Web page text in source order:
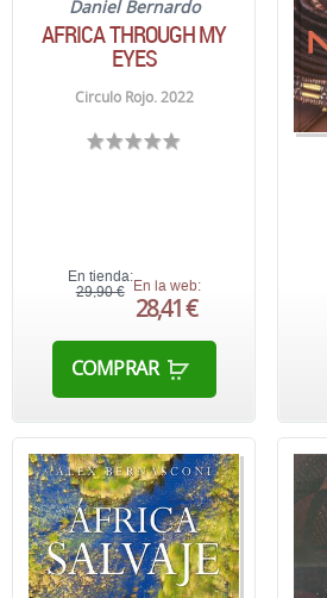
Daniel Bernardo
AFRICA THROUGH MY
EYES
Circulo Rojo. 2022
En tienda:
29,90 € En la web:
28,41 €
COMPRAR